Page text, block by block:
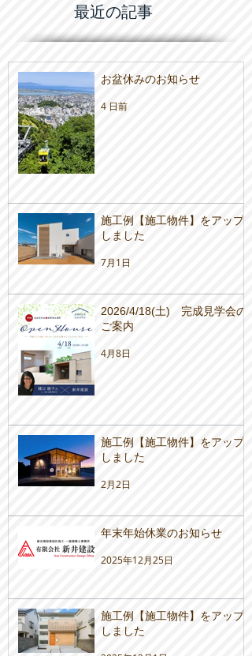
最近の記事
お盆休みのお知らせ
4 日前
施工例【施工物件】をアップ
しました
7月1日
2026/4/18(土) 完成見学会の
ご案内
4月8日
施工例【施工物件】をアップ
しました
2月2日
年末年始休業のお知らせ
2025年12月25日
施工例【施工物件】をアップ
しました